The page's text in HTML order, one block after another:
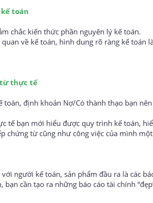
toán
chắc kiến thức phần nguyên lý kế toán.
về kế toán, hình dung rõ ràng kế toán
từ thực tế
toán, định khoản Nợ/Có thành thạo bạn
tế bạn mới hiểu được quy trình kế toán,
chứng từ cũng như công việc của mình
người kế toán, sản phẩm đầu ra là các
cần tạo ra những báo cáo tài chính